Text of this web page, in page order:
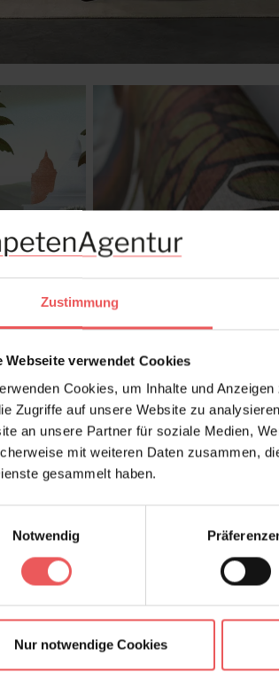
Zustimmung
Webseite verwendet Cookies
Cookies, um Inhalte und
Zugriffe auf unsere Website zu
an unsere Partner für soziale Medien,
mit weiteren Daten zusammen,
gesammelt haben.
Notwendig
Nur notwendige Cookies